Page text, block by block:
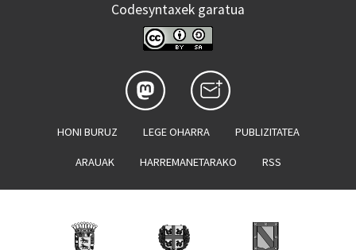
Codesyntaxek garatua
HONI BURUZ LEGE OHARRA PUBLIZITATEA
ARAUAK HARREMANETARAKO RSS